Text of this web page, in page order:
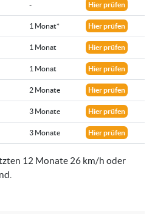
- Hier prüfen
1 Monat* Hier prüfen
1 Monat Hier prüfen
1 Monat Hier prüfen
2 Monate Hier prüfen
3 Monate Hier prüfen
3 Monate Hier prüfen
12 Monate 26 km/h oder